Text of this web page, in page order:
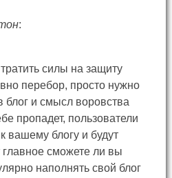
:
силы на защиту
перебор, просто нужно
блог и смысл воровства
пропадет, пользователи
вашему блогу и будут
главное сможете ли вы
наполнять свой блог